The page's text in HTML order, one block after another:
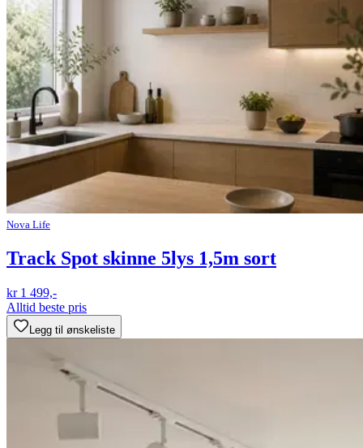
Nova Life
Track Spot skinne 5lys 1,5m sort
kr 1 499,-
Alltid beste pris
Legg til ønskeliste